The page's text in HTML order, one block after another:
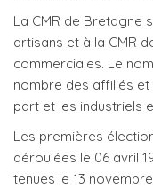
La CMR de Bretagne
artisans et à la CMR
commerciales. Le
nombre des affiliés et
part et les industriels
Les premières
déroulées le 06 avril
tenues le 13